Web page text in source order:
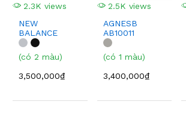
2.3K views
NEW
BALANCE
NB02022
(có 2 màu)
3,500,000₫
2.5K views
AGNESB
AB10011
(có 1 màu)
3,400,000₫